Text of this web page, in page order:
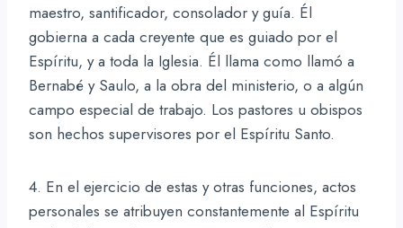
maestro, santificador, consolador y guía. Él
gobierna a cada creyente que es guiado por el
Espíritu, y a toda la Iglesia. Él llama como llamó a
Bernabé y Saulo, a la obra del ministerio, o a algún
campo especial de trabajo. Los pastores u obispos
son hechos supervisores por el Espíritu Santo.
4. En el ejercicio de estas y otras funciones, actos
personales se atribuyen constantemente al Espíritu